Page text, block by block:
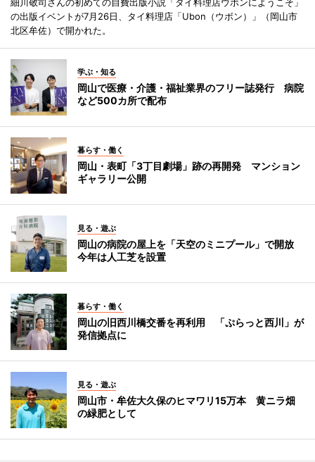
の出版イベントが7月26日、タイ料理店「Ubon（ウボン）」（岡山市
北区牟佐）で開かれた。
学ぶ・知る
岡山で医療・介護・福祉業界のフリー誌発行 病院
など500カ所で配布
暮らす・働く
岡山・表町「3丁目劇場」跡の再開発 マンション
ギャラリー公開
見る・遊ぶ
岡山の病院の屋上を「天空のミニプール」で開放
今年は人工芝を設置
暮らす・働く
岡山の旧西川橋交番を再利用 「ぷらっと西川」が
発信拠点に
見る・遊ぶ
岡山市・牟佐大久保のヒマワリ15万本 黄ニラ畑
の緑肥として